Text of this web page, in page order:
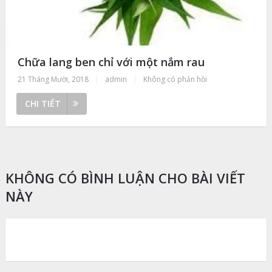
Chữa lang ben chỉ với một nắm rau
21 Tháng Mười, 2018 admin Không có phản hồi
CHI TIẾT
KHÔNG CÓ BÌNH LUẬN CHO BÀI VIẾT
NÀY